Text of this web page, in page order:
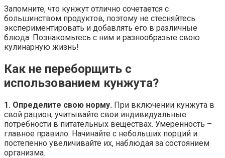
Запомните, что кунжут отлично сочетается с
большинством продуктов, поэтому не стесняйтесь
экспериментировать и добавлять его в различные
блюда. Познакомьтесь с ним и разнообразьте свою
кулинарную жизнь!
Как не переборщить с
использованием кунжута?
1. Определите свою норму. При включении кунжута в
свой рацион, учитывайте свои индивидуальные
потребности в питательных веществах. Умеренность –
главное правило. Начинайте с небольших порций и
постепенно увеличивайте их, наблюдая за состоянием
организма.